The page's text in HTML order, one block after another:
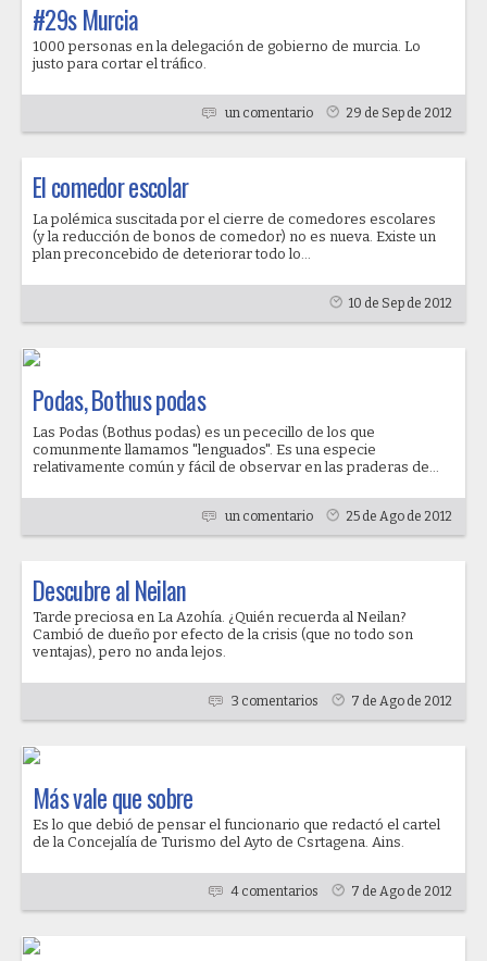
#29s Murcia
1000 personas en la delegación de gobierno de murcia. Lo
justo para cortar el tráfico.
un comentario 29 de Sep de 2012
El comedor escolar
La polémica suscitada por el cierre de comedores escolares
(y la reducción de bonos de comedor) no es nueva. Existe un
plan preconcebido de deteriorar todo lo...
10 de Sep de 2012
Podas, Bothus podas
Las Podas (Bothus podas) es un pececillo de los que
comunmente llamamos "lenguados". Es una especie
relativamente común y fácil de observar en las praderas de...
un comentario 25 de Ago de 2012
Descubre al Neilan
Tarde preciosa en La Azohía. ¿Quién recuerda al Neilan?
Cambió de dueño por efecto de la crisis (que no todo son
ventajas), pero no anda lejos.
3 comentarios 7 de Ago de 2012
Más vale que sobre
Es lo que debió de pensar el funcionario que redactó el cartel
de la Concejalía de Turismo del Ayto de Csrtagena. Ains.
4 comentarios 7 de Ago de 2012